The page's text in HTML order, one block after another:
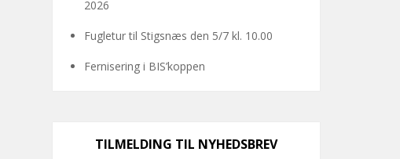
2026
Fugletur til Stigsnæs den 5/7 kl. 10.00
Fernisering i BIS’koppen
TILMELDING TIL NYHEDSBREV